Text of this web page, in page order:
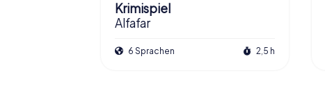
Krimispiel
Alfafar
6 Sprachen 2,5 h